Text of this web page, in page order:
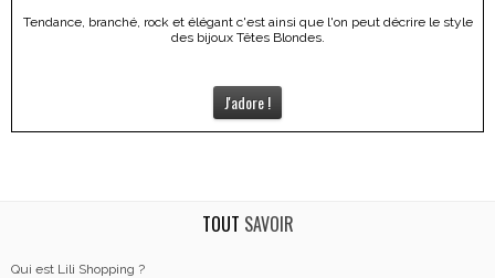
Tendance, branché, rock et élégant c'est ainsi que l'on peut décrire le style
des bijoux Têtes Blondes.
J'adore !
TOUT SAVOIR
Qui est Lili Shopping ?